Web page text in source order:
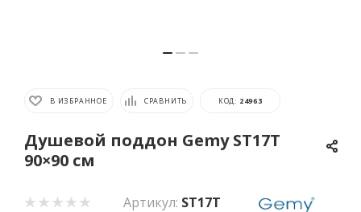
В ИЗБРАННОЕ СРАВНИТЬ КОД: 24963
Душевой поддон Gemy ST17T
90×90 см
Артикул: ST17T